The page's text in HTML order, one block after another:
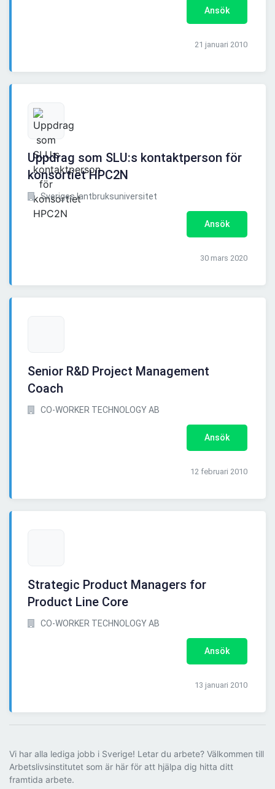
Ansök
21 januari 2010
Uppdrag som SLU:s kontaktperson för
konsortiet HPC2N
Sveriges lantbruksuniversitet
Ansök
30 mars 2020
Senior R&D Project Management
Coach
CO-WORKER TECHNOLOGY AB
Ansök
12 februari 2010
Strategic Product Managers for
Product Line Core
CO-WORKER TECHNOLOGY AB
Ansök
13 januari 2010
Vi har alla lediga jobb i Sverige! Letar du arbete? Välkommen till
Arbetslivsinstitutet som är här för att hjälpa dig hitta ditt
framtida arbete.